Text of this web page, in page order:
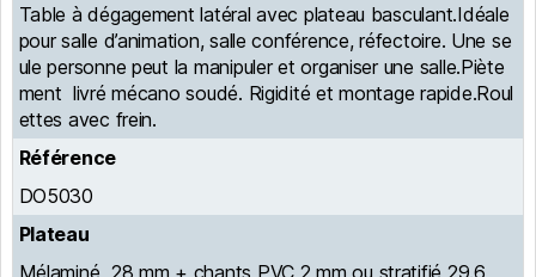
Table à dégagement latéral avec plateau basculant.Idéale
pour salle d’animation, salle conférence, réfectoire. Une se
ule personne peut la manipuler et organiser une salle.Piète
ment livré mécano soudé. Rigidité et montage rapide.Roul
ettes avec frein.
Référence
DO5030
Plateau
Mélaminé 28 mm + chants PVC 2 mm ou stratifié 29.6